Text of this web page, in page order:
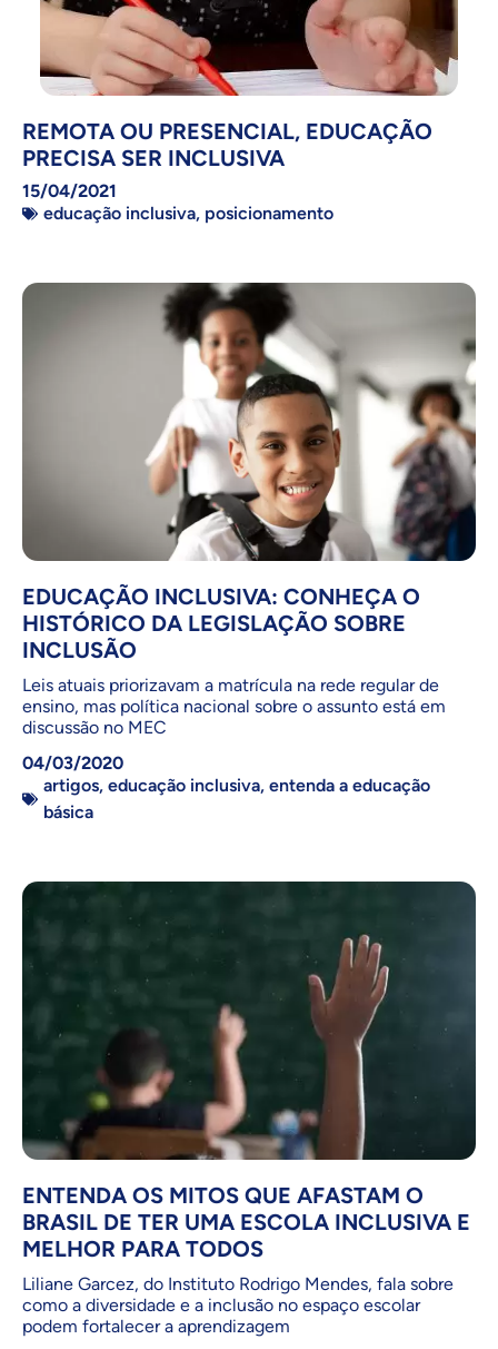
REMOTA OU PRESENCIAL, EDUCAÇÃO
PRECISA SER INCLUSIVA
15/04/2021
educação inclusiva, posicionamento
EDUCAÇÃO INCLUSIVA: CONHEÇA O
HISTÓRICO DA LEGISLAÇÃO SOBRE
INCLUSÃO
Leis atuais priorizavam a matrícula na rede regular de
ensino, mas política nacional sobre o assunto está em
discussão no MEC
04/03/2020
artigos, educação inclusiva, entenda a educação
básica
ENTENDA OS MITOS QUE AFASTAM O
BRASIL DE TER UMA ESCOLA INCLUSIVA E
MELHOR PARA TODOS
Liliane Garcez, do Instituto Rodrigo Mendes, fala sobre
como a diversidade e a inclusão no espaço escolar
podem fortalecer a aprendizagem